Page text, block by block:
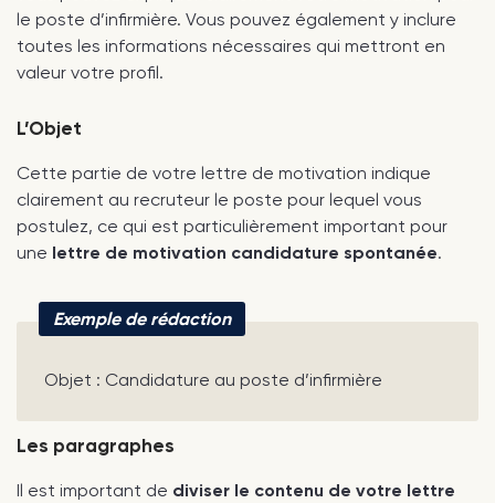
le poste d’infirmière. Vous pouvez également y inclure
toutes les informations nécessaires qui mettront en
valeur votre profil.
L’Objet
Cette partie de votre lettre de motivation indique
clairement au recruteur le poste pour lequel vous
postulez, ce qui est particulièrement important pour
une lettre de motivation candidature spontanée.
Exemple de rédaction
Objet : Candidature au poste d’infirmière
Les paragraphes
Il est important de diviser le contenu de votre lettre